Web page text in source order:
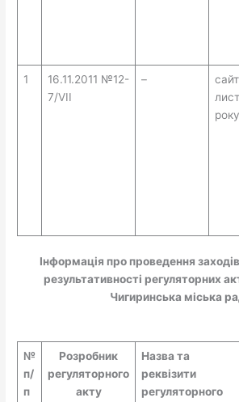
1
16.11.2011 №12-
7/VII
–
року
Інформація про проведення
результативності регуляторних
Чигиринська міська
№
п/
п
Розробник
регуляторного
акту
Назва та
реквізити
регуляторного